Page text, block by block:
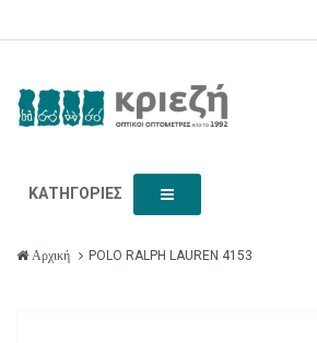
ΚΑΤΗΓΟΡΊΕΣ
Αρχική POLO RALPH LAUREN 4153